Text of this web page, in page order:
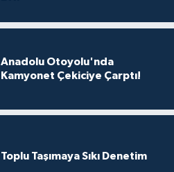
Anadolu Otoyolu'nda
Kamyonet Çekiciye Çarptı!
Toplu Taşımaya Sıkı Denetim